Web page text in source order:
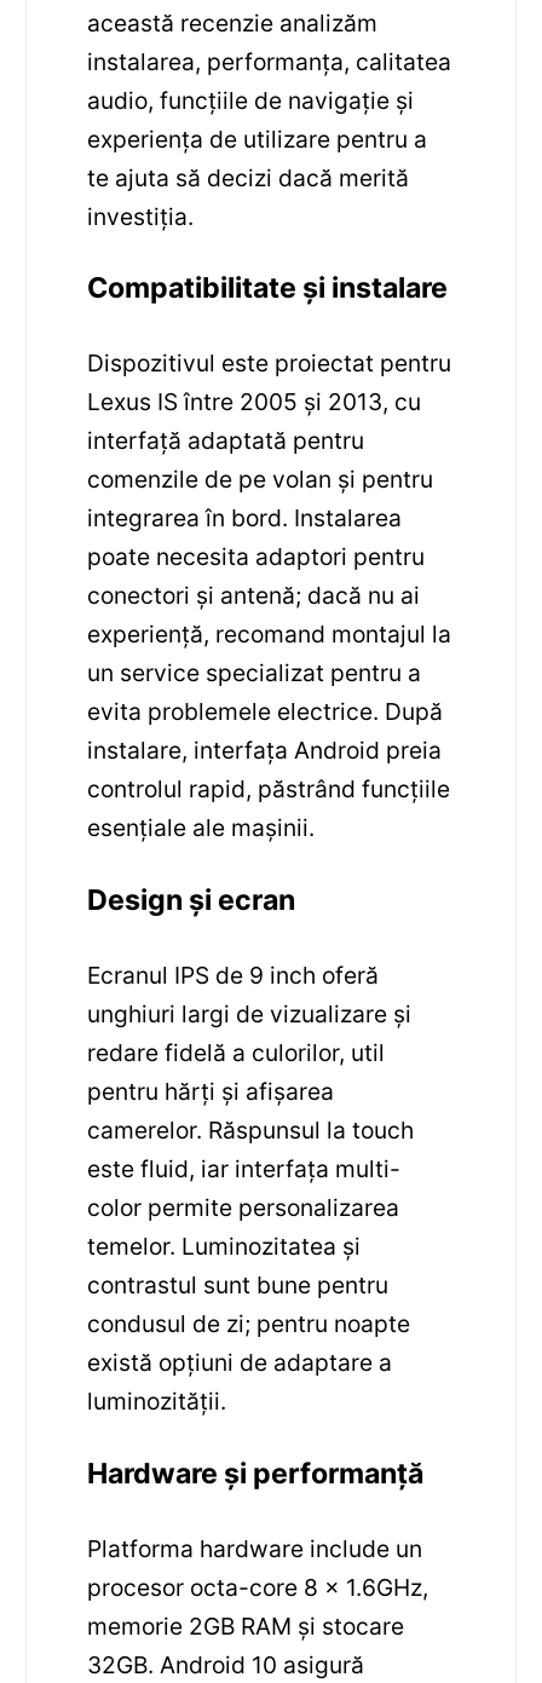
această recenzie analizăm
instalarea, performanța, calitatea
audio, funcțiile de navigație și
experiența de utilizare pentru a
te ajuta să decizi dacă merită
investiția.
Compatibilitate și instalare
Dispozitivul este proiectat pentru
Lexus IS între 2005 și 2013, cu
interfață adaptată pentru
comenzile de pe volan și pentru
integrarea în bord. Instalarea
poate necesita adaptori pentru
conectori și antenă; dacă nu ai
experiență, recomand montajul la
un service specializat pentru a
evita problemele electrice. După
instalare, interfața Android preia
controlul rapid, păstrând funcțiile
esențiale ale mașinii.
Design și ecran
Ecranul IPS de 9 inch oferă
unghiuri largi de vizualizare și
redare fidelă a culorilor, util
pentru hărți și afișarea
camerelor. Răspunsul la touch
este fluid, iar interfața multi-
color permite personalizarea
temelor. Luminozitatea și
contrastul sunt bune pentru
condusul de zi; pentru noapte
există opțiuni de adaptare a
luminozității.
Hardware și performanță
Platforma hardware include un
procesor octa-core 8 x 1.6GHz,
memorie 2GB RAM și stocare
32GB. Android 10 asigură